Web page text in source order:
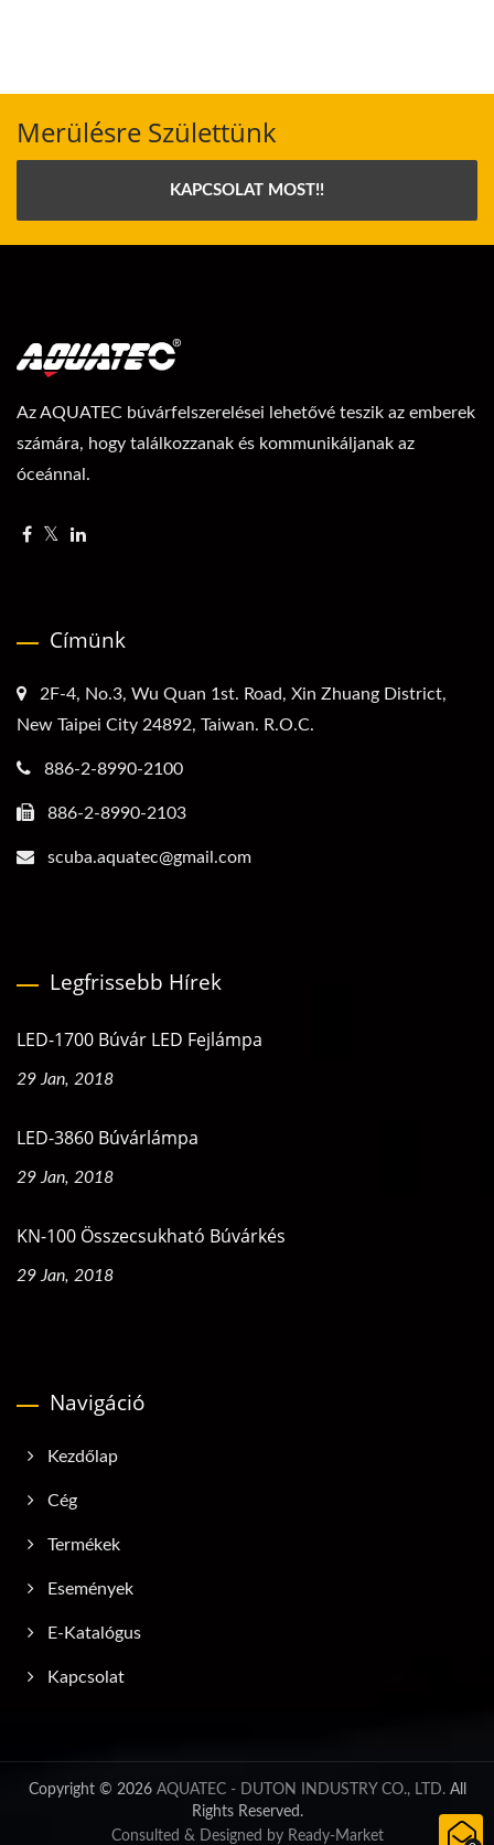
Merülésre Születtünk
KAPCSOLAT MOST!!
Az AQUATEC búvárfelszerelései lehetővé teszik az emberek
számára, hogy találkozzanak és kommunikáljanak az
óceánnal.
Címünk
2F-4, No.3, Wu Quan 1st. Road, Xin Zhuang District,
New Taipei City 24892, Taiwan. R.O.C.
886-2-8990-2100
886-2-8990-2103
scuba.aquatec@gmail.com
Legfrissebb Hírek
LED-1700 Búvár LED Fejlámpa
29 Jan, 2018
LED-3860 Búvárlámpa
29 Jan, 2018
KN-100 Összecsukható Búvárkés
29 Jan, 2018
Navigáció
Kezdőlap
Cég
Termékek
Események
E-Katalógus
Kapcsolat
Copyright © 2026 AQUATEC - DUTON INDUSTRY CO., LTD.All
Rights Reserved.
Consulted & Designed by Ready-Market